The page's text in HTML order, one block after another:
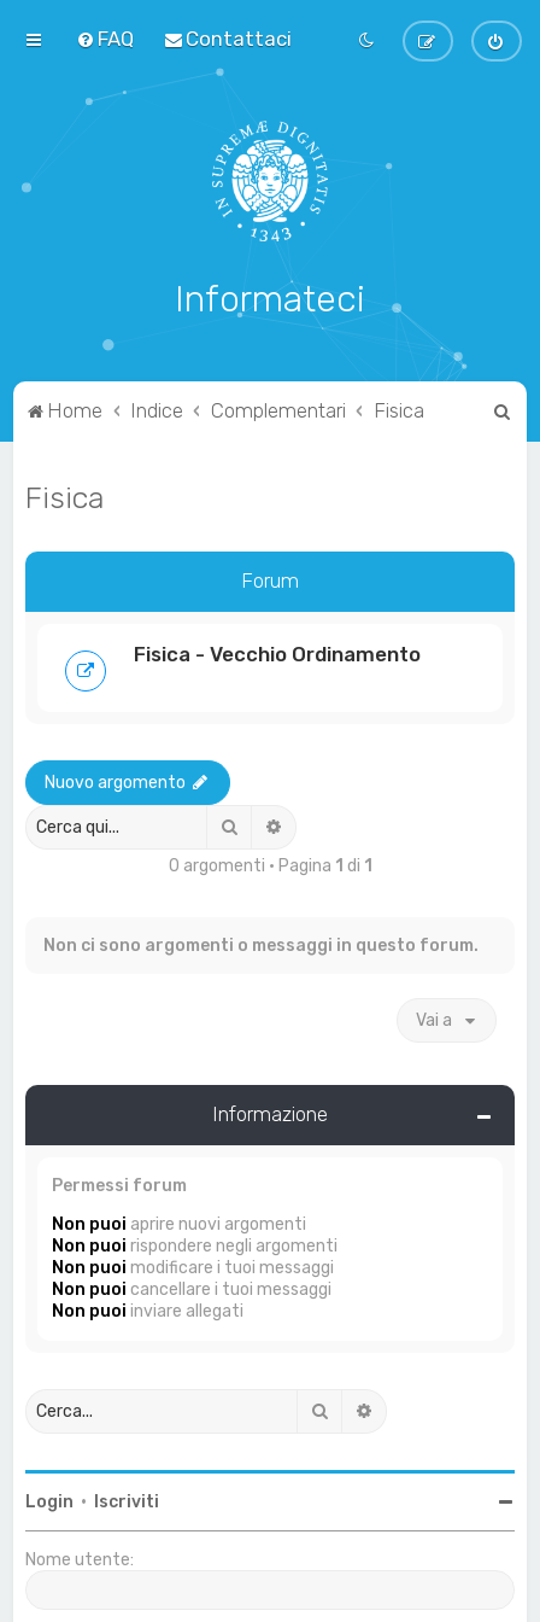
FAQ Contattaci
Informateci
Home Indice Complementari Fisica
Fisica
Forum
Fisica - Vecchio Ordinamento
Nuovo argomento
Cerca
0 argomenti • Pagina 1 di 1
Non ci sono argomenti o messaggi in questo forum.
Vai a
Informazione
Permessi forum
Non puoi aprire nuovi argomenti
Non puoi rispondere negli argomenti
Non puoi modificare i tuoi messaggi
Non puoi cancellare i tuoi messaggi
Non puoi inviare allegati
Cerca
Login • Iscriviti
Nome utente: